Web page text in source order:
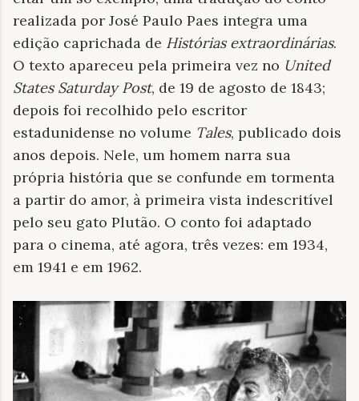
realizada por José Paulo Paes integra uma
edição caprichada de Histórias extraordinárias.
O texto apareceu pela primeira vez no United
States Saturday Post, de 19 de agosto de 1843;
depois foi recolhido pelo escritor
estadunidense no volume Tales, publicado dois
anos depois. Nele, um homem narra sua
própria história que se confunde em tormenta
a partir do amor, à primeira vista indescritível
pelo seu gato Plutão. O conto foi adaptado
para o cinema, até agora, três vezes: em 1934,
em 1941 e em 1962.